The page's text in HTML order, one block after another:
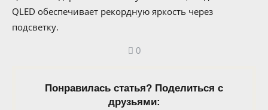
QLED обеспечивает рекордную яркость через
подсветку.
0
Понравилась статья? Поделиться с
друзьями: